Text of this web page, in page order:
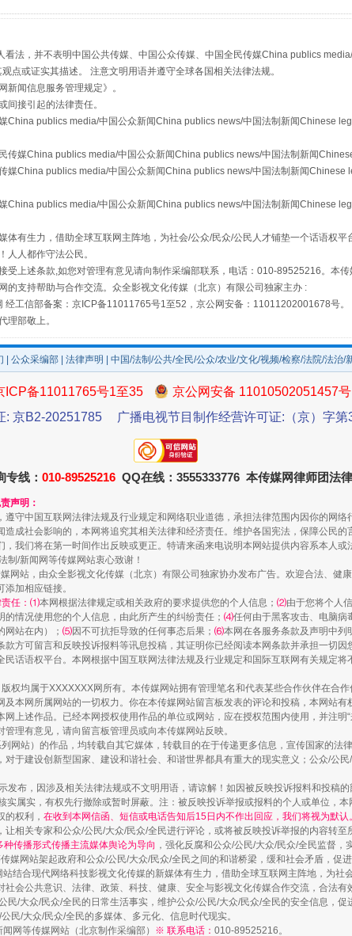
规模最大的光氢储一体化项目
镜头丨大暑三秋近
看法，并不表明中国公共传媒、中国公众传媒、中国全民传媒China publics
点或证实其描述。 注意文明用语并遵守全球各国相关法律法规。
新闻信息服务管理规定》。
间接引起的法律责任。
China publics media/中国公众新闻China publics news/中国法制新闻Chinese
传媒China publics media/中国公众新闻China publics news/中国法制新闻
媒China publics media/中国公众新闻China publics news/中国法制新闻Chinese
China publics media/中国公众新闻China publics news/中国法制新闻Chinese
体有生力，借助全球互联网主阵地，为社会/公众/民众/公民人才铺垫一个话语权
人人都作守法公民。
受上述条款,如您对管理有意见请向制作采编部联系，电话：010-89525216。本
的支持帮助与合作交流。众全影视文化传媒（北京）有限公司独家主办 :
经工信部备案：京ICP备11011765号1至52，京公网安备：11011202001678号。
理部敬上。
公众采编部 法律声明 | 中国/法制/公共/全民/公众/农业/文化/视频/检察/法院/法治/
ICP备11011765号1至35
京公网安备 11010502051457号
: 京B2-20251785
广播电视节目制作经营许可证:（京）字第
线： 010-89525216 QQ在线：3555333776 本传媒网律师团法
声明：
守中国互联网法律法规及行业规定和网络职业道德，承担法律范围内因你的网
成社会影响的，本网将追究其相关法律和经济责任。维护各国宪法，保障公民
我们将在第一时间作出反映或更正。特请来函来电说明本网站提供内容系本人
制/新闻网等传媒网站衷心致谢！
网站，由众全影视文化传媒（北京）有限公司独家协办发布广告。欢迎合法、健
加相应链接。
责任：⑴本网根据法律规定或相关政府的要求提供您的个人信息； ⑵由于您将个人
情况使用您的个人信息，由此所产生的纠纷责任； ⑷任何由于黑客攻击、电脑病
网站在内）； ⑸因不可抗拒导致的任何事态后果； ⑹本网在各服务条款及声明中列
方可留言和反映投诉报料等讯息投稿，其证明你已经阅读本网条款并承担一切
话语权平台。本网根据中国互联网法律法规及行业规定和国际互联网有关规定将
权均属于XXXXXXX网所有。本传媒网站拥有管理笔名和代表某些合作伙伴在合
本网所属网站的一切权力。你在本传媒网站留言板发表的评论和投稿，本网站
上述作品。已经本网授权使用作品的单位或网站，应在授权范围内使用，并注明
理有意见，请向留言板管理员或向本传媒网站反映。
网站）的作品，均转载自其它媒体，转载目的在于传递更多信息，宣传国家的法
于建设创新型国家、建设和谐社会、和谐世界都具有重大的现实意义；公众/公
发布，因涉及相关法律法规或不文明用语，请谅解！如因被反映投诉报料和投稿
实属实，有权先行撤除或暂时屏蔽。注：被反映投诉举报或报料的个人或单位，
权利， 在收到本网信函、短信或电话告知后15日内不作出回应，我们将视为默认
相关专家和公众/公民/大众/民众/全民进行评论，或将被反映投诉举报的内容转
种传播形式传播主流媒体舆论为导向 ，强化反腐和公众/公民/大众/民众/全民监督
媒网站架起政府和公众/公民/大众/民众/全民之间的和谐桥梁，缓和社会矛盾，促
结合现代网络科技影视文化传媒的新媒体有生力，借助全球互联网主阵地，为社
会公共意识、法律、政策、科技、健康、安全与影视文化传媒合作交流，合法有
民/大众/民众/全民的日常生活事实，维护公众/公民/大众/民众/全民的安全信息，
民/大众/民众/全民的多媒体、多元化、信息时代现实。
网等传媒网站（北京制作采编部） ※ 联系电话： 010-89525216。